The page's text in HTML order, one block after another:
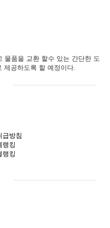
물품을 교환 할수 있는 간단한 도
제공하도록 할 예정이다.
급방침
랭킹
랭킹